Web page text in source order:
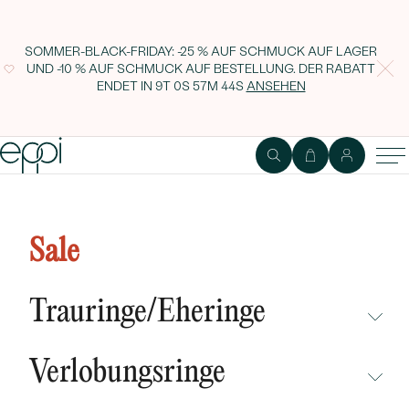
SOMMER-BLACK-FRIDAY: -25 % AUF SCHMUCK AUF LAGER
UND -10 % AUF SCHMUCK AUF BESTELLUNG. DER RABATT
ENDET IN 9T 0S 57M 43S ANSEHEN
Sale
Trauringe/Eheringe
NEUHEITEN
Verlobungsringe
Saphiren und Diamanten Otyl